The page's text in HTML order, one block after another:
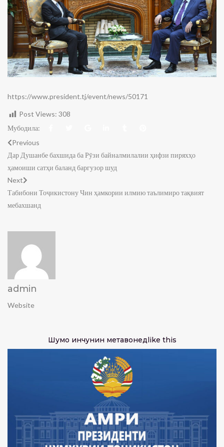
https://www.president.tj/event/news/50171
Post Views: 308
Мубодила:
Previous
Дар Душанбе бахшида ба Рӯзи байналмилалии ҳифзи пиряхҳо
ҳамоиши сатҳи баланд баргузор шуд
Next
Табибони Тоҷикистону Чин ҳамкории илмию таълимиро тақвият
мебахшанд
admin
Website
Шумо инчунин метавонедlike this